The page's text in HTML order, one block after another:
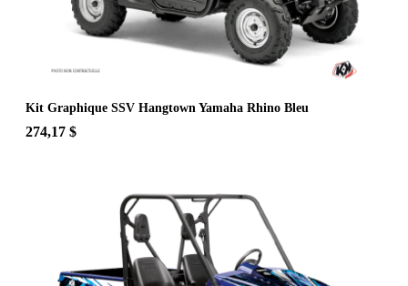
Kit Graphique SSV Hangtown Yamaha Rhino Bleu
274,17 $